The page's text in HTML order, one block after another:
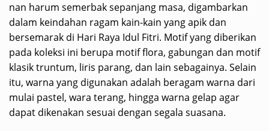
nan harum semerbak sepanjang masa, digambarkan
dalam keindahan ragam kain-kain yang apik dan
bersemarak di Hari Raya Idul Fitri. Motif yang diberikan
pada koleksi ini berupa motif flora, gabungan dan motif
klasik truntum, liris parang, dan lain sebagainya. Selain
itu, warna yang digunakan adalah beragam warna dari
mulai pastel, wara terang, hingga warna gelap agar
dapat dikenakan sesuai dengan segala suasana.